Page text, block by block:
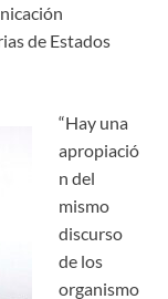
de Estados
“Hay una
apropiació
n del
mismo
discurso
de los
organismo